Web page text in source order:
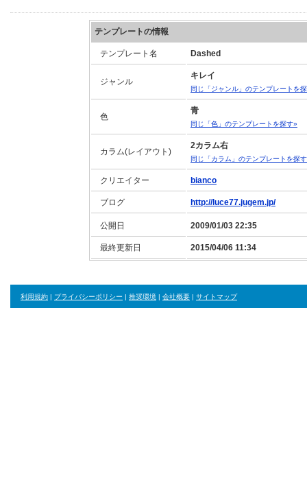
テンプレートの情報
テンプレート名 Dashed
ジャンル
キレイ
同じ「ジャンル」のテンプレートを
色
青
同じ「色」のテンプレートを探す»
カラム(レイアウト)
2カラム右
同じ「カラム」のテンプレートを探
クリエイター bianco
ブログ http://luce77.jugem.jp/
公開日 2009/01/03 22:35
最終更新日 2015/04/06 11:34
利用規約 | プライバシーポリシー | 推奨環境 | 会社概要 | サイトマップ